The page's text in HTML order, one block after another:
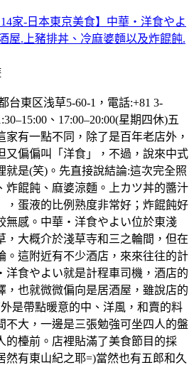
家-日本東京美食】中華・洋食やよ
屋.上豬排丼、冷麻婆麵以及炸餛飩.
台東区浅草5-60-1，電話:+81 3-
、17:00–20:00(星期四休)五
家有一點不同，除了是百年老店外，
又偏偏叫「洋食」，不過，說來中式
就是(笑)。先直接說結論:這次完全照
炸餛飩、麻婆涼麵。上カツ丼的醬汁
，蛋液的比例熟度非常好；炸餛飩好
無感。中華・洋食やよい位於東淺
，大概介於淺草寺和三之輪間，但在
。這附近有不少酒店，來來往往的計
洋食やよい就是計程車司機，酒店的
，也就微微偏向是居酒屋，雖說店的
是帶點暖意的中、洋風，和賣的料
不大，一邊是三張勉強可坐四人的盤
的檯前。店裡貼滿了美食節目的採
然有東山紀之耶=)當然也有五郎和久